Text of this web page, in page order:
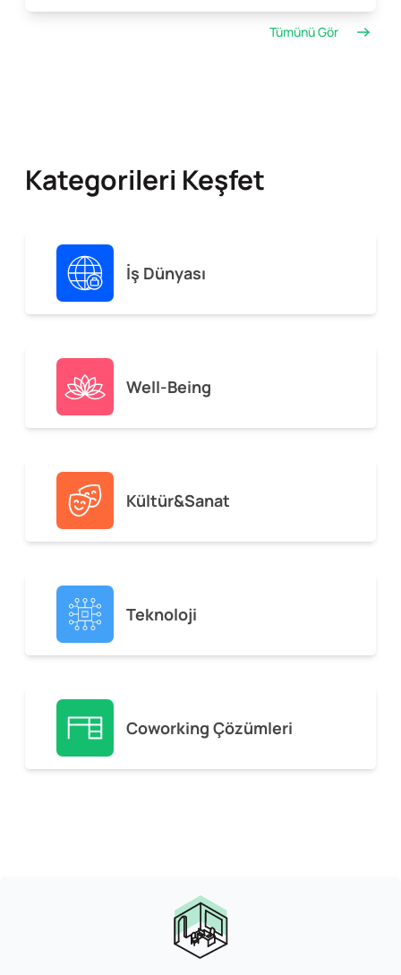
Tümünü Gör
Kategorileri Keşfet
İş Dünyası
Well-Being
Kültür&Sanat
Teknoloji
Coworking Çözümleri